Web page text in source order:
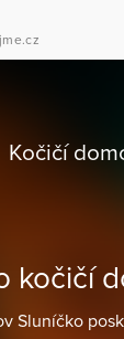
Kočičí
kočičí
Sluníčko